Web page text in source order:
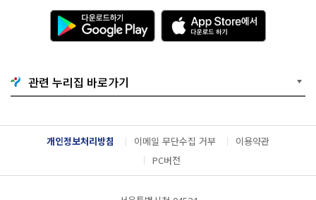
다
운
로
기
G
o
g
l
e
l
A
p
p
e
서
다
운
드
관련 누리집 바로가기
개인정보처리방침 이메일 무단수집 거부
이용약관
PC버전